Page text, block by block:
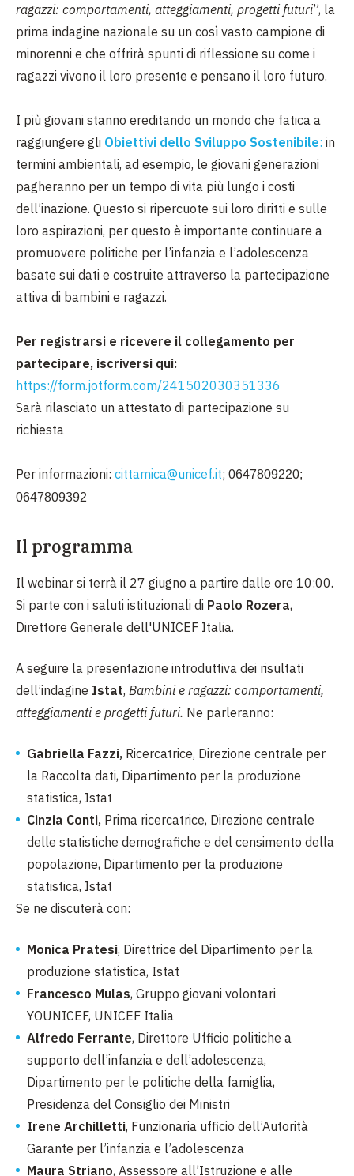
ragazzi: comportamenti, atteggiamenti, progetti futuri”, la
prima indagine nazionale su un così vasto campione di
minorenni e che offrirà spunti di riflessione su come i
ragazzi vivono il loro presente e pensano il loro futuro.
I più giovani stanno ereditando un mondo che fatica a
raggiungere gli Obiettivi dello Sviluppo Sostenibile: in
termini ambientali, ad esempio, le giovani generazioni
pagheranno per un tempo di vita più lungo i costi
dell’inazione. Questo si ripercuote sui loro diritti e sulle
loro aspirazioni, per questo è importante continuare a
promuovere politiche per l’infanzia e l’adolescenza
basate sui dati e costruite attraverso la partecipazione
attiva di bambini e ragazzi.
Per registrarsi e ricevere il collegamento per
partecipare, iscriversi qui:
https://form.jotform.com/241502030351336
Sarà rilasciato un attestato di partecipazione su
richiesta
Per informazioni: cittamica@unicef.it; 0647809220;
0647809392
Il programma
Il webinar si terrà il 27 giugno a partire dalle ore 10:00.
Si parte con i saluti istituzionali di Paolo Rozera,
Direttore Generale dell'UNICEF Italia.
A seguire la presentazione introduttiva dei risultati
dell’indagine Istat, Bambini e ragazzi: comportamenti,
atteggiamenti e progetti futuri. Ne parleranno:
Gabriella Fazzi, Ricercatrice, Direzione centrale per
la Raccolta dati, Dipartimento per la produzione
statistica, Istat
Cinzia Conti, Prima ricercatrice, Direzione centrale
delle statistiche demografiche e del censimento della
popolazione, Dipartimento per la produzione
statistica, Istat
Se ne discuterà con:
Monica Pratesi, Direttrice del Dipartimento per la
produzione statistica, Istat
Francesco Mulas, Gruppo giovani volontari
YOUNICEF, UNICEF Italia
Alfredo Ferrante, Direttore Ufficio politiche a
supporto dell’infanzia e dell’adolescenza,
Dipartimento per le politiche della famiglia,
Presidenza del Consiglio dei Ministri
Irene Archilletti, Funzionaria ufficio dell’Autorità
Garante per l’infanzia e l’adolescenza
Maura Striano, Assessore all’Istruzione e alle